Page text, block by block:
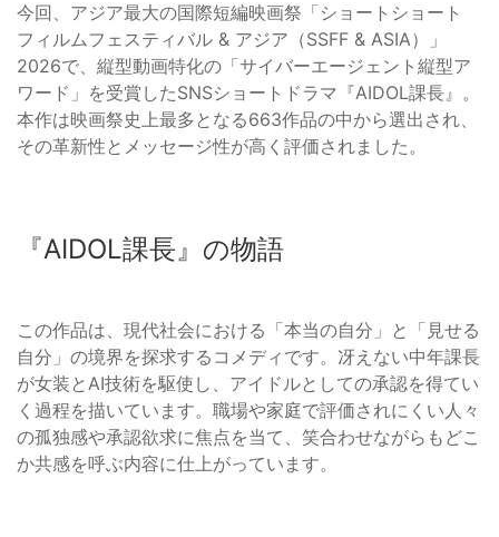
今回、アジア最大の国際短編映画祭「ショートショート
フィルムフェスティバル & アジア（SSFF & ASIA）」
2026で、縦型動画特化の「サイバーエージェント縦型ア
ワード」を受賞したSNSショートドラマ『AIDOL課長』。
本作は映画祭史上最多となる663作品の中から選出され、
その革新性とメッセージ性が高く評価されました。
『AIDOL課長』の物語
この作品は、現代社会における「本当の自分」と「見せる
自分」の境界を探求するコメディです。冴えない中年課長
が女装とAI技術を駆使し、アイドルとしての承認を得てい
く過程を描いています。職場や家庭で評価されにくい人々
の孤独感や承認欲求に焦点を当て、笑合わせながらもどこ
か共感を呼ぶ内容に仕上がっています。